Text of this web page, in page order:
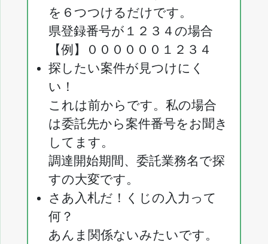
を６つつけるだけです。
県登録番号が１２３４の場合
【例】００００００１２３４
探したい案件が見つけにく
い！
これは前からです。私の場合
は委託先から案件番号をお聞き
してます。
調達開始期間、委託業務名で探
すの大変です。
さあ入札だ！くじの入力って
何？
あんま関係ないみたいです。